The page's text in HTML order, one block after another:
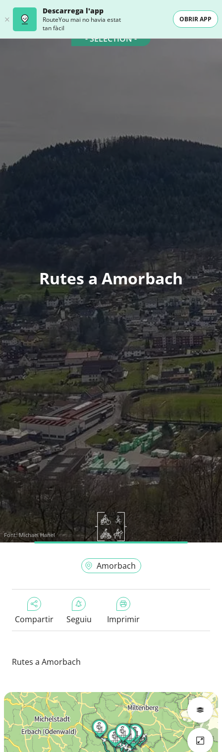
Descarrega l'app
RouteYou mai no havia estat
tan fàcil
OBRIR APP
- SELECTION -
Rutes a Amorbach
Font:Michael Hanel
Amorbach
Compartir Seguiu Imprimir
Rutes a Amorbach